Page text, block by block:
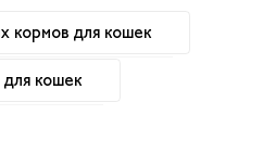
кормов для кошек
для кошек